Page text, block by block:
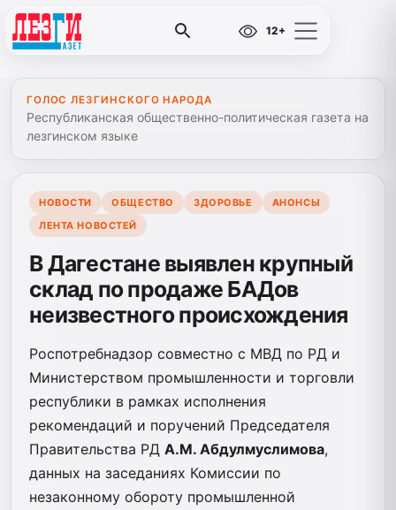
12+
ГОЛОС ЛЕЗГИНСКОГО НАРОДА
Республиканская общественно-политическая газета на
лезгинском языке
НОВОСТИ ОБЩЕСТВО ЗДОРОВЬЕ
АНОНСЫ
ЛЕНТА НОВОСТЕЙ
В Дагестане выявлен крупный
склад по продаже БАДов
неизвестного происхождения
Роспотребнадзор совместно с МВД по РД и
Министерством промышленности и торговли
республики в рамках исполнения
рекомендаций и поручений Председателя
Правительства РД А.М. Абдулмуслимова,
данных на заседаниях Комиссии по
незаконному обороту промышленной